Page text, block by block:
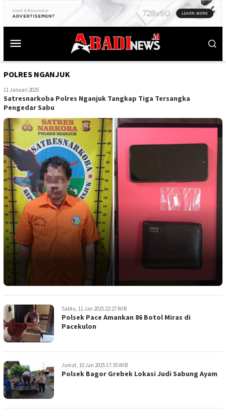
POLRES NGANJUK
11 Januari 2025
Satresnarkoba Polres Nganjuk Tangkap Tiga Tersangka
Pengedar Sabu
Sabtu, 11 Jan 2025 22:27 WIB
Polsek Pace Amankan 86 Botol Miras di
Pacekulon
Jumat, 10 Jan 2025 17:35 WIB
Polsek Bagor Grebek Lokasi Judi Sabung Ayam